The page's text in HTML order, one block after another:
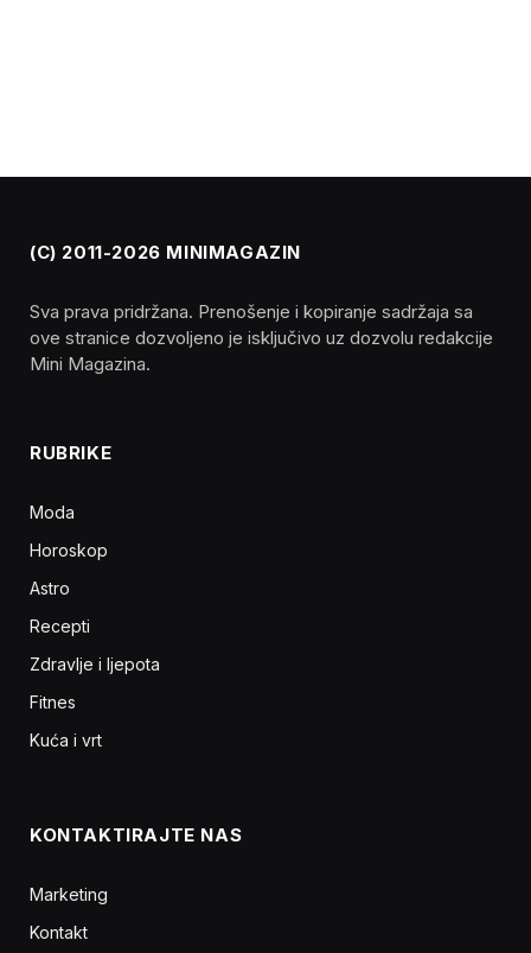
(C) 2011-2026 MINIMAGAZIN
Sva prava pridržana. Prenošenje i kopiranje sadržaja sa
ove stranice dozvoljeno je isključivo uz dozvolu redakcije
Mini Magazina.
RUBRIKE
Moda
Horoskop
Astro
Recepti
Zdravlje i ljepota
Fitnes
Kuća i vrt
KONTAKTIRAJTE NAS
Marketing
Kontakt